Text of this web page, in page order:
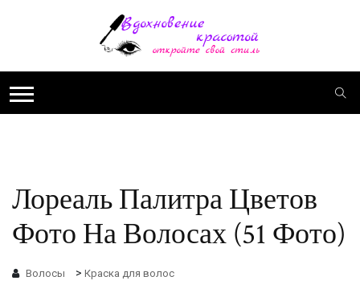
Лореаль Палитра Цветов
Фото На Волосах (51 Фото)
Волосы > Краска для волос